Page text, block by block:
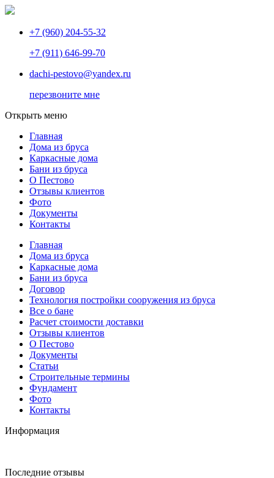
+7 (960) 204-55-32
+7 (911) 646-99-70
dachi-pestovo@yandex.ru
перезвоните мне
Открыть меню
Главная
Дома из бруса
Каркасные дома
Бани из бруса
О Пестово
Отзывы клиентов
Фото
Документы
Контакты
Главная
Дома из бруса
Каркасные дома
Бани из бруса
Договор
Технология постройки сооружения из бруса
Все о бане
Расчет стоимости доставки
Отзывы клиентов
О Пестово
Документы
Статьи
Строительные термины
Фундамент
Фото
Контакты
Информация
Последние отзывы